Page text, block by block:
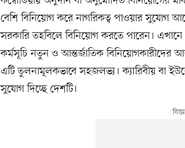
বেশি বিনিয়োগ করে নাগরিকত্ব পাওয়ার সুযোগ
সরকারি তহবিলে বিনিয়োগ করতে পারেন।
কর্মসূচি নতুন ও আন্তর্জাতিক বিনিয়োগকারীদের
এটি তুলনামূলকভাবে সহজলভ্য। ক্যারিবীয় বা
সুযোগ দিচ্ছে দেশটি।